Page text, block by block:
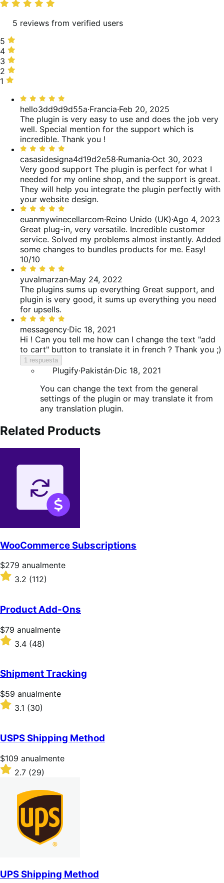
de
5 reviews from verified users
5
estrellas,
100 %
de
valoraciones
5
4
estrellas,
0 %
de
4
3
estrellas,
0 %
valoraciones
3
2
estrellas,
valoraciones
2
1
0 %
valoraciones
1
Valoración:
5
de
5
hello3dd9d9d55a·Francia·Feb 20, 2025
The plugin is very easy to use and does the job very
well. Special mention for the support which is
incredible. Thank you !
Valoración:
5
de
5
casasidesigna4d19d2e58·Rumania·Oct 30, 2023
Very good support The plugin is perfect for what I
needed for my online shop, and the support is great.
They will help you integrate the plugin perfectly with
your website design.
Valoración:
5
de
5
euanmywinecellarcom·Reino Unido (UK)·Ago 4, 2023
Great plug-in, very versatile. Incredible customer
service. Solved my problems almost instantly. Added
some changes to bundles products for me. Easy!
10/10
Valoración:
5
de
5
yuvalmarzan·May 24, 2022
The plugins sums up everything Great support, and
plugin is very good, it sums up everything you need
for upsells.
Valoración:
5
de
5
messagency·Dic 18, 2021
Hi ! Can you tell me how can I change the text "add
to cart" button to translate it in french ? Thank you ;)
1 respuesta
Plugify·Pakistán·Dic 18, 2021
You can change the text from the general
settings of the plugin or may translate it from
any translation plugin.
Related Products
WooCommerce Subscriptions
Precio:
$279/anualmente
$279 anualmente
Valoración:
5
estrellas
3.2 (112)
Product Add-Ons
Precio:
$79/anualmente
$79 anualmente
Valoración:
3.4
5
estrellas
3.4 (48)
Shipment Tracking
Precio:
$59/anualmente
$59 anualmente
Valoración:
5
estrellas
3.1 (30)
USPS Shipping Method
Precio:
$109/anualmente
$109 anualmente
Valoración:
2.7
estrellas
2.7 (29)
UPS Shipping Method